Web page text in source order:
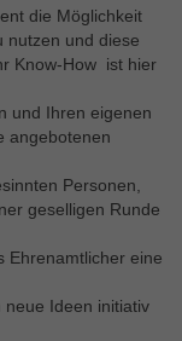
die Möglichkeit
nutzen und diese
Know-How ist hier
und Ihren eigenen
angebotenen
Personen,
geselligen Runde
Ehrenamtlicher eine
neue Ideen initiativ